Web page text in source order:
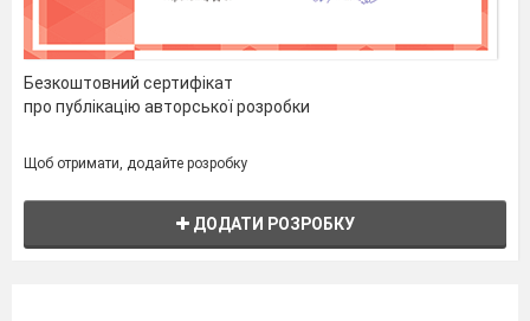
Безкоштовний сертифікат
про публікацію авторської розробки
Щоб отримати, додайте розробку
ДОДАТИ РОЗРОБКУ